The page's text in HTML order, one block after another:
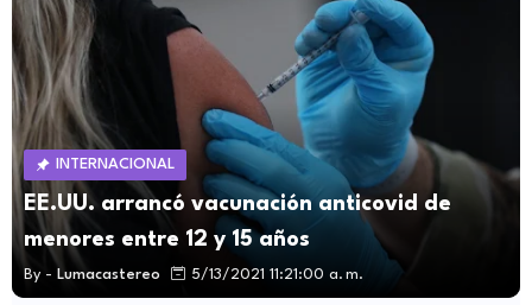
INTERNACIONAL
EE.UU. arrancó vacunación anticovid de
menores entre 12 y 15 años
By - Lumacastereo 5/13/2021 11:21:00 a. m.